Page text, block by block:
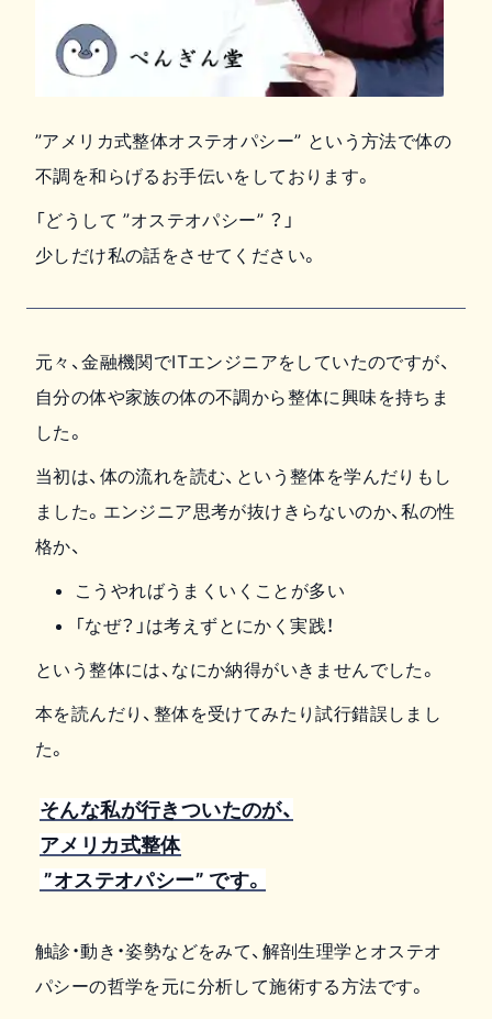
”アメリカ式整体オステオパシー” という方法で体の
不調を和らげるお手伝いをしております。
「どうして ”オステオパシー” ？」
少しだけ私の話をさせてください。
元々、金融機関でITエンジニアをしていたのですが、
自分の体や家族の体の不調から整体に興味を持ちま
した。
当初は、体の流れを読む、という整体を学んだりもし
ました。エンジニア思考が抜けきらないのか、私の性
格か、
こうやればうまくいくことが多い
「なぜ？」は考えずとにかく実践！
という整体には、なにか納得がいきませんでした。
本を読んだり、整体を受けてみたり試行錯誤しまし
た。
そんな私が行きついたのが、
アメリカ式整体
”オステオパシー” です。
触診・動き・姿勢などをみて、解剖生理学とオステオ
パシーの哲学を元に分析して施術する方法です。